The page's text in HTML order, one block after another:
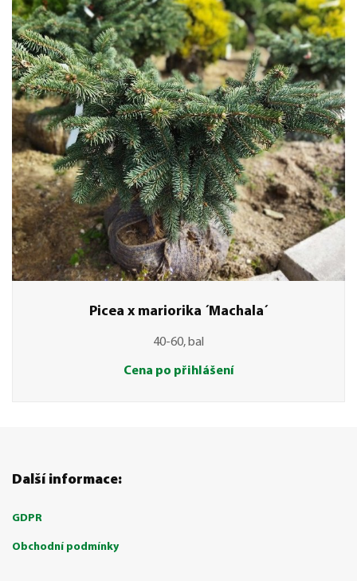
Picea x mariorika ´Machala´
40-60, bal
Cena po přihlášení
Další informace:
GDPR
Obchodní podmínky